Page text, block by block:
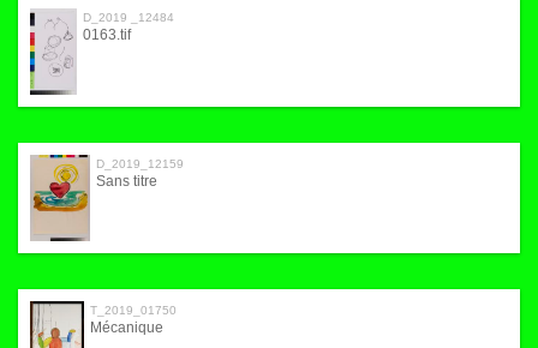
D_2019 _12484
0163.tif
D_2019_12159
Sans titre
T_2019_01750
Mécanique